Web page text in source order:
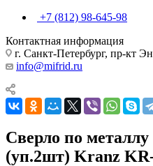
+7 (812) 98-645-98
Контактная информация
г. Санкт-Петербург, пр-кт
info@mifrid.ru
Сверло по
(уп.2шт) Kranz